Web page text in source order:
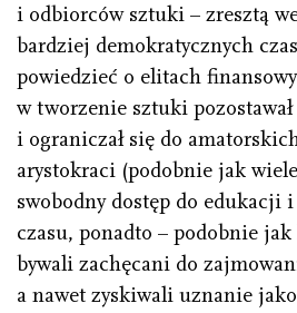
i odbiorców sztuki – zresztą
bardziej demokratycznych
powiedzieć o elitach
w tworzenie sztuki
i ograniczał się do
arystokraci (podobnie jak
swobodny dostęp do edukacji
czasu, ponadto – podobnie
bywali zachęcani do
a nawet zyskiwali uznanie